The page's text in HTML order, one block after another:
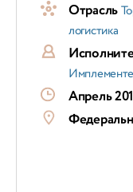
Отрасль
логистика
Апрель